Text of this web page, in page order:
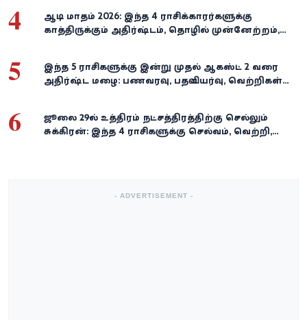
4
ஆடி மாதம் 2026: இந்த 4 ராசிக்காரர்களுக்கு
காத்திருக்கும் அதிர்ஷ்டம், தொழில் முன்னேற்றம்,
5
இந்த 5 ராசிகளுக்கு இன்று முதல் ஆகஸ்ட் 2 வரை
அதிர்ஷ்ட மழை: பணவரவு, பதவி உயர்வு, வெற்றிகள்
6
ஜூலை 29-ல் உத்திரம் நட்சத்திரத்திற்கு செல்லும்
சுக்கிரன்: இந்த 4 ராசிகளுக்கு செல்வம், வெற்றி,
- ADVERTISEMENT -